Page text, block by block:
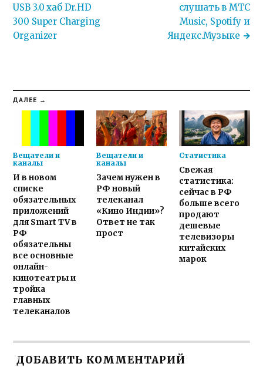
USB 3.0 хаб Dr.HD
300 Super Charging
Organizer
слушать в МТС
Music, Spotify и
Яндекс.Музыке
ДАЛЕЕ →
Вещатели и
каналы
И в новом
списке
обязательных
приложений
для Smart TV в
РФ
обязательны
все основные
онлайн-
кинотеатры и
тройка
главных
телеканалов
Вещатели и
каналы
Зачем нужен в
РФ новый
телеканал
«Кино Индии»?
Ответ не так
прост
Статистика
Свежая
статистика:
сейчас в РФ
больше всего
продают
дешевые
телевизоры
китайских
марок
ДОБАВИТЬ КОММЕНТАРИЙ